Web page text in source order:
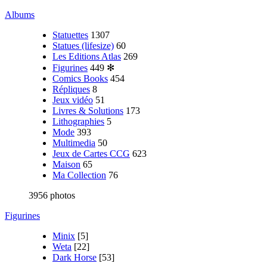
Albums
Statuettes 1307
Statues (lifesize) 60
Les Editions Atlas 269
Figurines 449 ✻
Comics Books 454
Répliques 8
Jeux vidéo 51
Livres & Solutions 173
Lithographies 5
Mode 393
Multimedia 50
Jeux de Cartes CCG 623
Maison 65
Ma Collection 76
3956 photos
Figurines
Minix [5]
Weta [22]
Dark Horse [53]